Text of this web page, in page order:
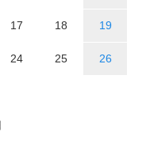
17 18 19
24 25 26